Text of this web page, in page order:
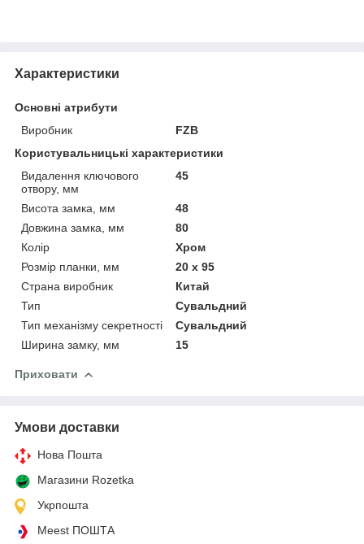
Характеристики
Основні атрибути
Виробник
FZB
Користувальницькі характеристики
Видалення ключового
отвору, мм
45
Висота замка, мм
48
Довжина замка, мм
80
Колір
Хром
Розмір планки, мм
20 х 95
Страна виробник
Китай
Тип
Сувальдний
Тип механізму секретності
Сувальдний
Ширина замку, мм
15
Приховати
Умови доставки
Нова Пошта
Магазини Rozetka
Укрпошта
Meest ПОШТА